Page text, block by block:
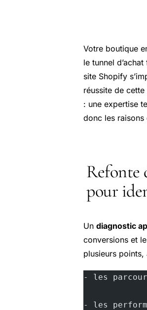
Votre boutique
le tunnel
site Shopify
réussite de
: une expertise
donc les
Refonte
pour
Un diagnostic
conversions et
plusieurs points,
- les
- les